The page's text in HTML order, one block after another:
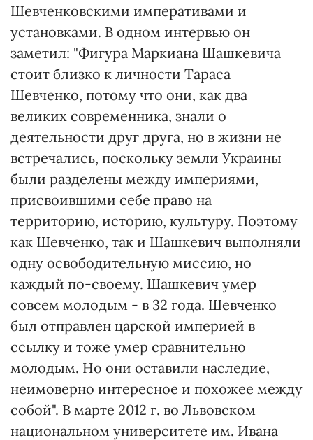
Шевченковскими императивами и
установками. В одном интервью он
заметил: "Фигура Маркиана Шашкевича
стоит близко к личности Тараса
Шевченко, потому что они, как два
великих современника, знали о
деятельности друг друга, но в жизни не
встречались, поскольку земли Украины
были разделены между империями,
присвоившими себе право на
территорию, историю, культуру. Поэтому
как Шевченко, так и Шашкевич выполняли
одну освободительную миссию, но
каждый по-своему. Шашкевич умер
совсем молодым - в 32 года. Шевченко
был отправлен царской империей в
ссылку и тоже умер сравнительно
молодым. Но они оставили наследие,
неимоверно интересное и похожее между
собой". В марте 2012 г. во Львовском
национальном университете им. Ивана